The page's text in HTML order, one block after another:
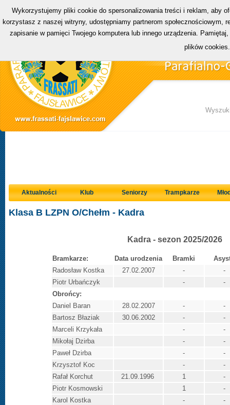
Aktualności Klub Seniorzy Trampkarze
Klasa B LZPN O/Chełm - Kadra
Kadra - sezon 2025/2026
Bramkarze: Data urodzenia Bramki
Radosław Kostka
27.02.2007 -
-
Piotr Urbańczyk
-
-
Obrońcy:
Daniel Baran
28.02.2007 -
-
Bartosz Błaziak
30.06.2002 -
-
Marceli Krzykała
-
-
Mikołaj Dzirba
-
-
Paweł Dzirba
-
-
Krzysztof Koc
-
-
Rafał Korchut
21.09.1996 1
-
Piotr Kosmowski
1
-
Karol Kostka
-
-
Wykorzystujemy pliki cookie do spersonalizowania treści i reklam, aby
korzystasz z naszej witryny, udostępniamy partnerom
zapisanie w pamięci Twojego komputera lub innego urządzenia.
plików